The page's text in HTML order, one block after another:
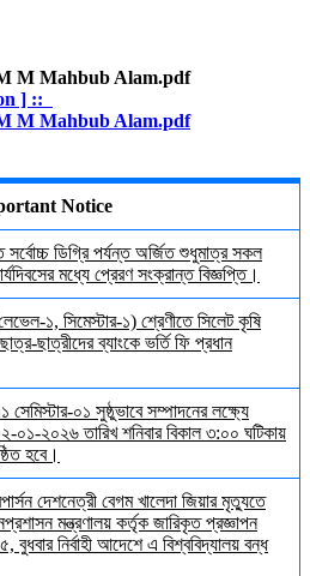
M Mahbub Alam.pdf
] ::
Notice
ডিগ্রি পর্যন্ত অর্জিত শুধুমাত্র সকল
মধ্যে প্রেরণ সংক্রান্ত বিজ্ঞপ্তি।
১, সিমেস্টার-১) শ্রেণীতে সিলেট কৃষি
ছাত্রীদের ব্যাংকে ভর্তি ফি প্রধান
০১ সুষ্ঠুভাবে সম্পাদনের লক্ষ্যে
০১-২০২৬ তারিখ শনিবার বিকাল ৩:০০ ঘটিকায়
হবে।
দেশনেত্রী বেগম খালেদা জিয়ার মৃত্যুতে
মন্ত্রণালয় কর্তৃক জারিকৃত প্রজ্ঞাপন
নির্বাহী আদেশে এ বিশ্ববিদ্যালয় বন্ধ